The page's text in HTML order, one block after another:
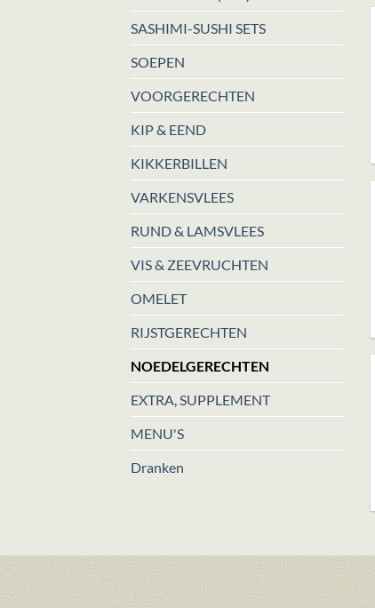
SASHIMI-SUSHI SETS
SOEPEN
VOORGERECHTEN
KIP & EEND
KIKKERBILLEN
VARKENSVLEES
RUND & LAMSVLEES
VIS & ZEEVRUCHTEN
OMELET
RIJSTGERECHTEN
NOEDELGERECHTEN
EXTRA, SUPPLEMENT
MENU'S
Dranken